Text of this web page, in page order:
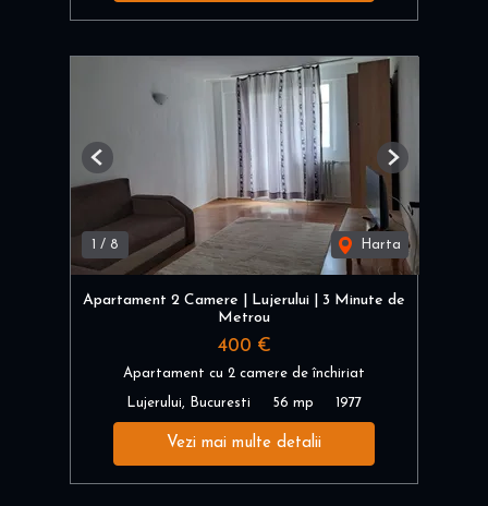
1 / 8 Harta
Previous Next
Apartament 2 Camere | Lujerului | 3 Minute de
Metrou
400 €
Apartament cu 2 camere de închiriat
Lujerului, Bucuresti 56 mp 1977
Vezi mai multe detalii